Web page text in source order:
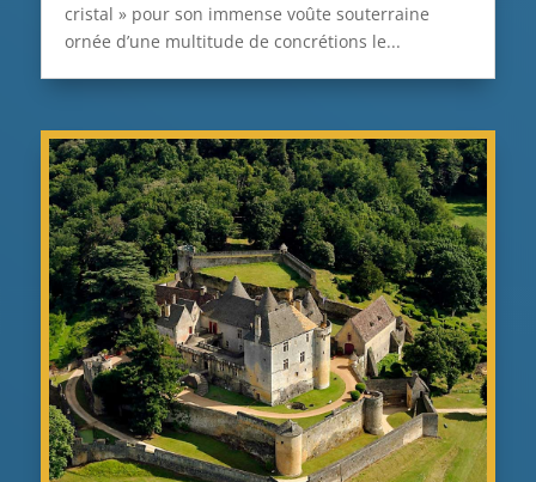
cristal » pour son immense voûte souterraine
ornée d’une multitude de concrétions le...